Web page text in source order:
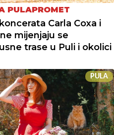
PULAPROMET
Carla Coxa i
mijenjaju se
trase u Puli i okolici
PULA